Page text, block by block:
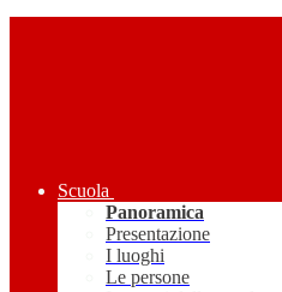
Scuola
Panoramica
Presentazione
I luoghi
Le persone